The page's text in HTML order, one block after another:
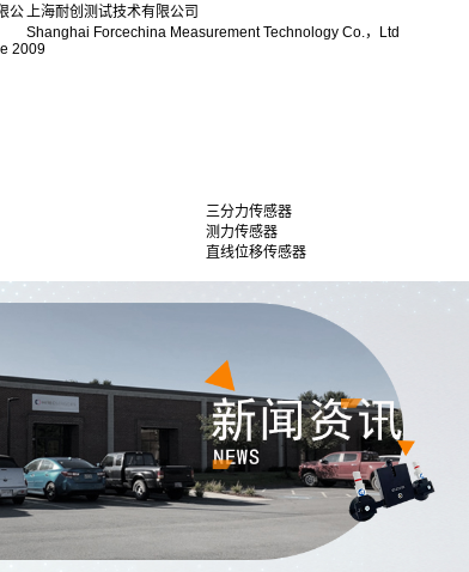
上海耐创测试技术有限公司
Shanghai Forcechina Measurement Technology Co.，Ltd
2009
三分力传感器
测力传感器
直线位移传感器